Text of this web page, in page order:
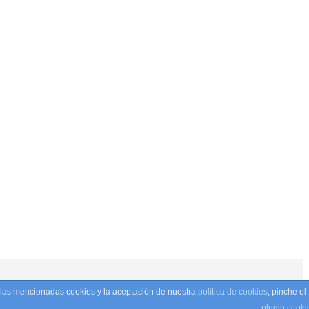
de privacidad•Términos y condiciones
mencionadas cookies y la aceptación de nuestra política de cookies, pinche el